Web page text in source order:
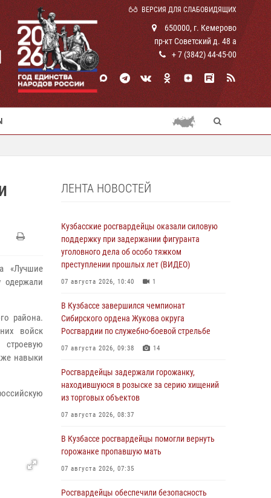
ВЕРСИЯ ДЛЯ СЛАБОВИДЯЩИХ
650000, г. Кемерово
пр-кт Советский д. 48 а
+ 7 (3842) 44-45-00
«Лучшие
района.
войск
навыки
ЛЕНТА НОВОСТЕЙ
Кузбасские росгвардейцы оказали силовую
поддержку при задержании фигуранта
уголовного дела об особо тяжком
преступлении прошлых лет (ВИДЕО)
07 августа 2026, 10:40 1
В Кузбассе завершился чемпионат
Сибирского ордена Жукова округа
Росгвардии по служебно-боевой стрельбе
07 августа 2026, 09:38 14
Росгвардейцы задержали горожанку,
находившуюся в розыске за серию хищений
из торговых объектов
07 августа 2026, 08:37
В Кузбассе росгвардейцы помогли вернуть
горожанке пропавшую мать
07 августа 2026, 07:35
Росгвардейцы обеспечили безопасность